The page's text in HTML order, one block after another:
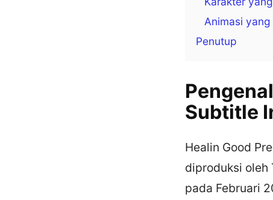
Animasi
Penutup
Subtitle
Healin Good
diproduksi oleh
pada Februari